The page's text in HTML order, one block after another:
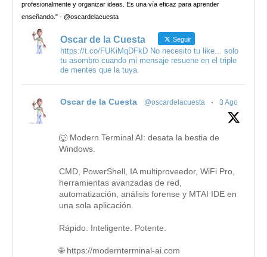
profesionalmente y organizar ideas. Es una vía eficaz para aprender
enseñando." - @oscardelacuesta
Oscar de la Cuesta Seguir
https://t.co/FUKiMqDFkD No necesito tu like... solo
tu asombro cuando mi mensaje resuene en el triple
de mentes que la tuya.
Oscar de la Cuesta @oscardelacuesta · 3 Ago
🐺 Modern Terminal AI: desata la bestia de
Windows.
CMD, PowerShell, IA multiproveedor, WiFi Pro,
herramientas avanzadas de red,
automatización, análisis forense y MTAI IDE en
una sola aplicación.
Rápido. Inteligente. Potente.
🌐 https://modernterminal-ai.com